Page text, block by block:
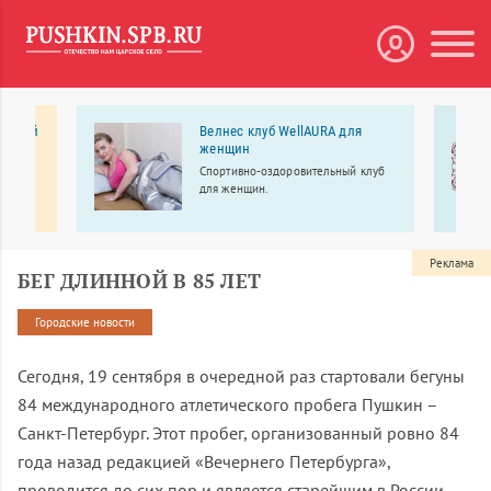
Велнес клуб WellAURA для
женщин
Спортивно-оздоровительный клуб
для женщин.
БЕГ ДЛИННОЙ В 85 ЛЕТ
Городские новости
Сегодня, 19 сентября в очередной раз стартовали бегуны
84 международного атлетического пробега Пушкин –
Санкт-Петербург. Этот пробег, организованный ровно 84
года назад редакцией «Вечернего Петербурга»,
Реклама